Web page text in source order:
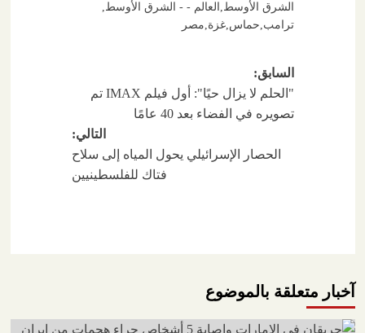
الشرق الأوسط, العالم - - الشرق الأوسط,
ترامب,حماس,غزة,مصر
تصفّح
المقالات
السابق:
"الحلم لا يزال حيًا": أول فيلم IMAX تم
تصويره في الفضاء بعد 40 عامًا
التالي:
الحصار الإسرائيلي يحول المياه إلى سلاح
فتاك للفلسطينيين
آخبار متعلقة بالموضوع